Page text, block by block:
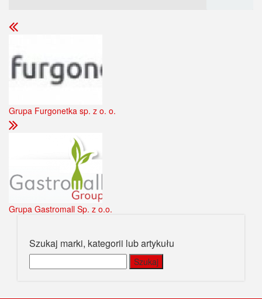
Grupa Furgonetka sp. z o. o.
Grupa Gastromall Sp. z o.o.
Szukaj marki, kategorii lub artykułu